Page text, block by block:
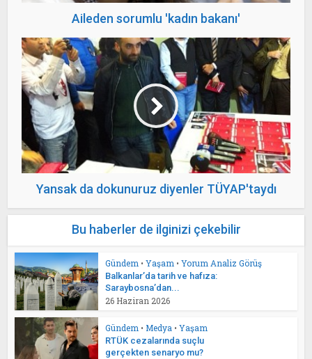
Aileden sorumlu 'kadın bakanı'
Yansak da dokunuruz diyenler TÜYAP'taydı
Bu haberler de ilginizi çekebilir
Gündem • Yaşam • Yorum Analiz Görüş
Balkanlar’da tarih ve hafıza:
Saraybosna’dan...
26 Haziran 2026
Gündem • Medya • Yaşam
RTÜK cezalarında suçlu
gerçekten senaryo mu?